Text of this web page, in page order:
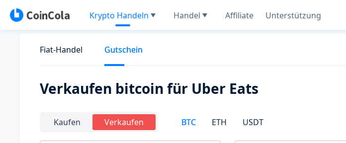
Krypto Handeln Handel Affiliate Unterstützung
Fiat-Handel Gutschein
Verkaufen bitcoin für Uber Eats
Kaufen Verkaufen BTC ETH USDT